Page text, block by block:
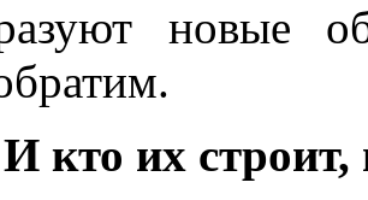
новые
кто их строит,